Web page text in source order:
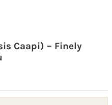
Caapi) – Finely